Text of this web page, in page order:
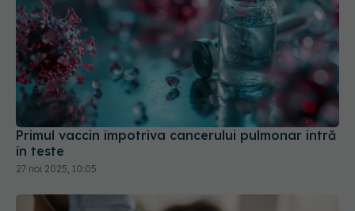
Primul vaccin împotriva cancerului pulmonar intră
în teste
27 noi 2025, 10:05